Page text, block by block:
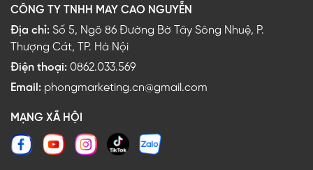
CÔNG TY TNHH MAY CAO NGUYỄN
Địa chỉ: Số 5, Ngõ 86 Đường Bờ Tây Sông Nhuệ, P.
Thượng Cát, TP. Hà Nội
Điện thoại: 0862.033.569
Email: phongmarketing.cn@gmail.com
MẠNG XÃ HỘI